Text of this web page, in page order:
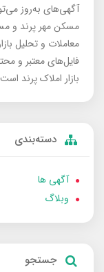
آگهی‌های به‌روز
مسکن مهر پرند و
معاملات و تحلیل
فایل‌های معتبر و
بازار املاک پرند
دسته‌بندی
آگهی ها
وبلاگ
جستجو